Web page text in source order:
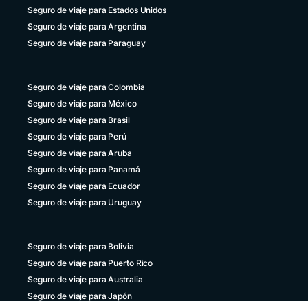
Seguro de viaje para Estados Unidos
Seguro de viaje para Argentina
Seguro de viaje para Paraguay
Seguro de viaje para Colombia
Seguro de viaje para México
Seguro de viaje para Brasil
Seguro de viaje para Perú
Seguro de viaje para Aruba
Seguro de viaje para Panamá
Seguro de viaje para Ecuador
Seguro de viaje para Uruguay
Seguro de viaje para Bolivia
Seguro de viaje para Puerto Rico
Seguro de viaje para Australia
Seguro de viaje para Japón